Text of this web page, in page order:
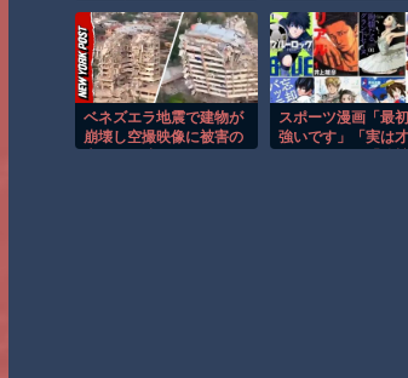
は浸透されていま
した」
ベネズエラ地震で建物が
崩壊し空撮映像に被害の
スポーツ漫画「最
強いです」「実は